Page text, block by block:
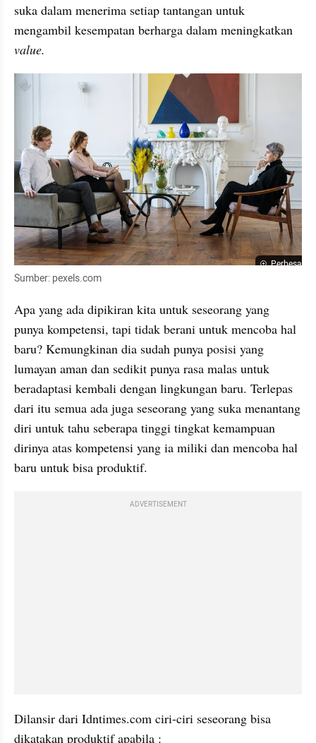
suka dalam menerima setiap tantangan untuk
value.
Perbesar
Sumber: pexels.com
Apa yang ada dipikiran kita untuk seseorang yang
punya kompetensi, tapi tidak berani untuk mencoba hal
baru? Kemungkinan dia sudah punya posisi yang
lumayan aman dan sedikit punya rasa malas untuk
beradaptasi kembali dengan lingkungan baru. Terlepas
dari itu semua ada juga seseorang yang suka menantang
diri untuk tahu seberapa tinggi tingkat kemampuan
dirinya atas kompetensi yang ia miliki dan mencoba hal
baru untuk bisa produktif.
ADVERTISEMENT
Dilansir dari Idntimes.com ciri-ciri seseorang bisa
dikatakan produktif apabila :